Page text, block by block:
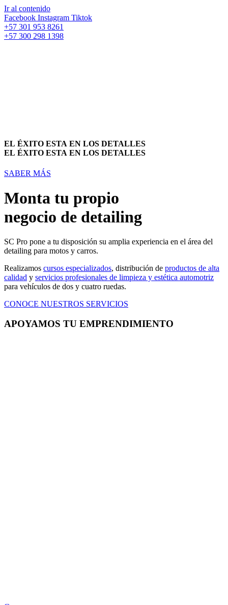
Ir al contenido
Facebook Instagram Tiktok
+57 301 953 8261
+57 300 298 1398
EL ÉXITO ESTA EN LOS DETALLES
EL ÉXITO ESTA EN LOS DETALLES
SABER MÁS
Monta tu propio
negocio de detailing
SC Pro pone a tu disposición su amplia experiencia en el área del
detailing para motos y carros.
Realizamos cursos especializados, distribución de productos de alta
calidad y servicios profesionales de limpieza y estética automotriz
para vehículos de dos y cuatro ruedas.
CONOCE NUESTROS SERVICIOS
APOYAMOS TU EMPRENDIMIENTO